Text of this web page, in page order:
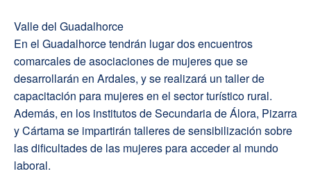
Valle del Guadalhorce
En el Guadalhorce tendrán lugar dos encuentros
comarcales de asociaciones de mujeres que se
desarrollarán en Ardales, y se realizará un taller de
capacitación para mujeres en el sector turístico rural.
Además, en los institutos de Secundaria de Álora, Pizarra
y Cártama se impartirán talleres de sensibilización sobre
las dificultades de las mujeres para acceder al mundo
laboral.